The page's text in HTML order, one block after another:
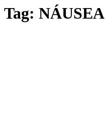
Tag: NÁUSEA